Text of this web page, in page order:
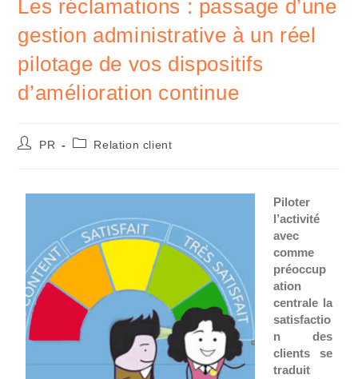
Les réclamations : passage d’une
gestion administrative à un réel
pilotage de vos dispositifs
d’amélioration continue
PR Relation client
Piloter
l’activité
avec
comme
préoccup
ation
centrale la
satisfactio
n des
clients se
traduit